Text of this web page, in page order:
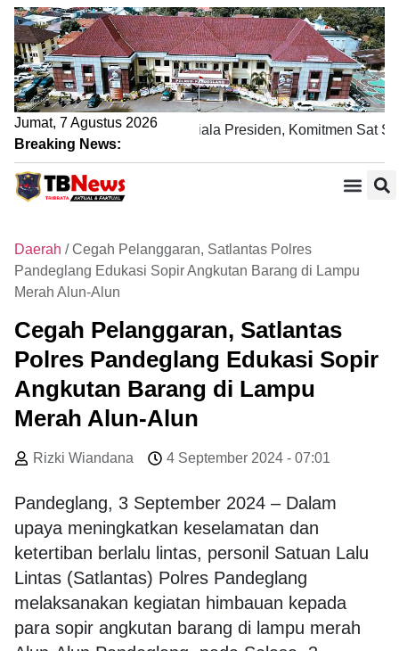
Jumat, 7 Agustus 2026
Breaking News:
Pengamanan Nobar Final Piala Presiden, Komitmen Sat
Daerah /Cegah Pelanggaran, Satlantas Polres
Pandeglang Edukasi Sopir Angkutan Barang di Lampu
Merah Alun-Alun
Cegah Pelanggaran, Satlantas
Polres Pandeglang Edukasi Sopir
Angkutan Barang di Lampu
Merah Alun-Alun
Rizki Wiandana 4 September 2024 - 07:01
Pandeglang, 3 September 2024 – Dalam
upaya meningkatkan keselamatan dan
ketertiban berlalu lintas, personil Satuan Lalu
Lintas (Satlantas) Polres Pandeglang
melaksanakan kegiatan himbauan kepada
para sopir angkutan barang di lampu merah